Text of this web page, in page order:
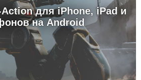
для iPhone, iPad и
на Android